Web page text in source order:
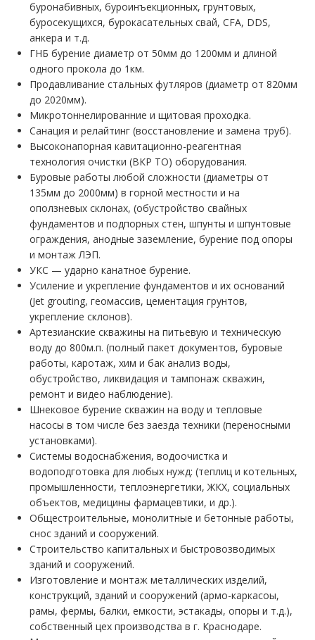
буронабивных, буроинъекционных, грунтовых,
буросекущихся, бурокасательных свай, CFA, DDS,
анкера и т.д.
ГНБ бурение диаметр от 50мм до 1200мм и длиной
одного прокола до 1км.
Продавливание стальных футляров (диаметр от 820мм
до 2020мм).
Микротоннелированние и щитовая проходка.
Санация и релайтинг (восстановление и замена труб).
Высоконапорная кавитационно-реагентная
технология очистки (ВКР ТО) оборудования.
Буровые работы любой сложности (диаметры от
135мм до 2000мм) в горной местности и на
оползневых склонах, (обустройство свайных
фундаментов и подпорных стен, шпунты и шпунтовые
ограждения, анодные заземление, бурение под опоры
и монтаж ЛЭП.
УКС — ударно канатное бурение.
Усиление и укрепление фундаментов и их оснований
(Jet grouting, геомассив, цементация грунтов,
укрепление склонов).
Артезианские скважины на питьевую и техническую
воду до 800м.п. (полный пакет документов, буровые
работы, каротаж, хим и бак анализ воды,
обустройство, ликвидация и тампонаж скважин,
ремонт и видео наблюдение).
Шнековое бурение скважин на воду и тепловые
насосы в том числе без заезда техники (переносными
установками).
Системы водоснабжения, водоочистка и
водоподготовка для любых нужд: (теплиц и котельных,
промышленности, теплоэнергетики, ЖКХ, социальных
объектов, медицины фармацевтики, и др.).
Общестроительные, монолитные и бетонные работы,
снос зданий и сооружений.
Строительство капитальных и быстровозводимых
зданий и сооружений.
Изготовление и монтаж металлических изделий,
конструкций, зданий и сооружений (армо-каркасоы,
рамы, фермы, балки, емкости, эстакады, опоры и т.д.),
собственный цех производства в г. Краснодаре.